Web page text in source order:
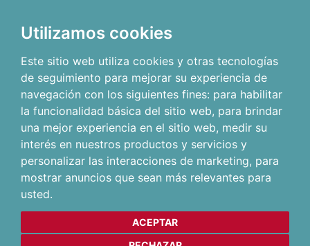
Utilizamos cookies
Este sitio web utiliza cookies y otras tecnologías
de seguimiento para mejorar su experiencia de
navegación con los siguientes fines: para habilitar
la funcionalidad básica del sitio web, para brindar
una mejor experiencia en el sitio web, medir su
interés en nuestros productos y servicios y
personalizar las interacciones de marketing, para
mostrar anuncios que sean más relevantes para
usted.
ACEPTAR